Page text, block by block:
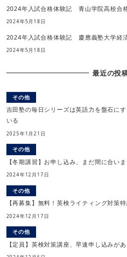
2024年入試合格体験記 青山学院高校合
2024年5月18日
2024年入試合格体験記 慶應義塾大学経
2024年5月18日
最近の投
その他
吉田塾の毎日シリーズは英語力を盤石に
いる
2025年1月21日
その他
【冬期講習】お申し込み、まだ間に合い
2024年12月17日
その他
【再募集】無料！英検ライティング対策
2024年12月17日
その他
【定員】英検対策講座、早速申し込みが